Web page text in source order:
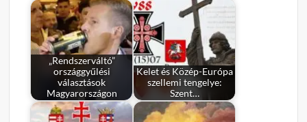
„Rendszerváltó”
országgyűlési
választások
Magyarországon
Kelet és Közép-Európa
szellemi tengelye:
Szent…